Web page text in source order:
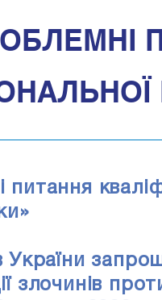
питання
України
злочинів